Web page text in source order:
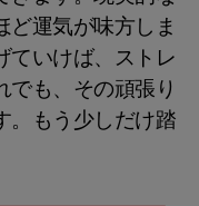
運気が味方しま
ていけば、ストレ
も、その頑張り
。もう少しだけ踏